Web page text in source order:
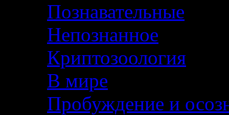
Познавательные
Непознанное
Криптозоология
В мире
Пробуждение и